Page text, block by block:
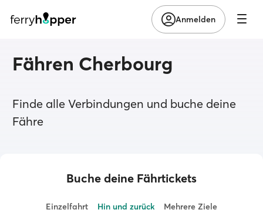
Anmelden
Fähren Cherbourg
Finde alle Verbindungen und buche deine
Fähre
Buche deine Fährtickets
Einzelfahrt Hin und zurück Mehrere Ziele